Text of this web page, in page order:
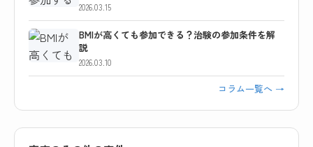
2026.03.15
BMIが高くても参加できる？治験の参加条件を解
説
2026.03.10
コラム一覧へ →